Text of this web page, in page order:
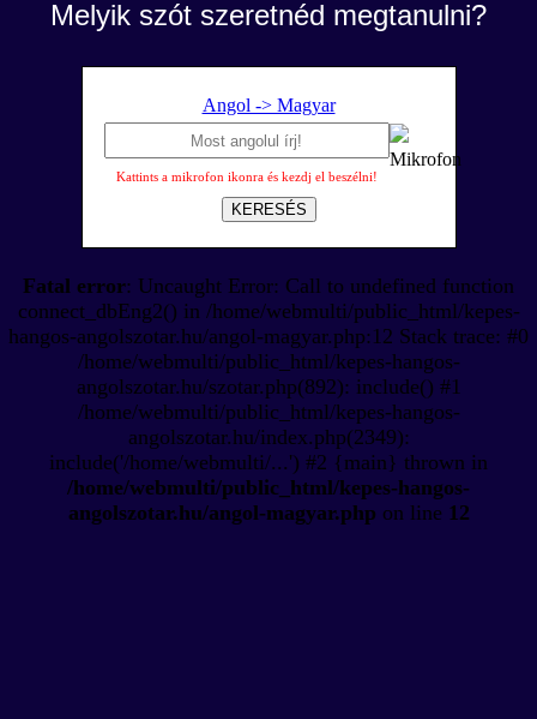
Melyik szót szeretnéd megtanulni?
Angol -> Magyar
Kattints a mikrofon ikonra és kezdj el beszélni!
KERESÉS
Fatal error: Uncaught Error: Call to undefined function
connect_dbEng2() in /home/webmulti/public_html/kepes-
hangos-angolszotar.hu/angol-magyar.php:12 Stack trace: #0
/home/webmulti/public_html/kepes-hangos-
angolszotar.hu/szotar.php(892): include() #1
/home/webmulti/public_html/kepes-hangos-
angolszotar.hu/index.php(2349):
include('/home/webmulti/...') #2 {main} thrown in
/home/webmulti/public_html/kepes-hangos-
angolszotar.hu/angol-magyar.php on line 12